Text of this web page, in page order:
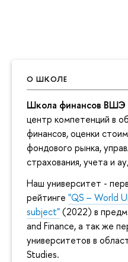
О ШКОЛЕ
Школа финансов ВШЭ
центр компетенций в
финансов, оценки
фондового рынка,
страхования, учета и
Наш университет -
рейтинге "QS – World
subject"(2022) в
and Finance, а так же
университетов в
Studies.